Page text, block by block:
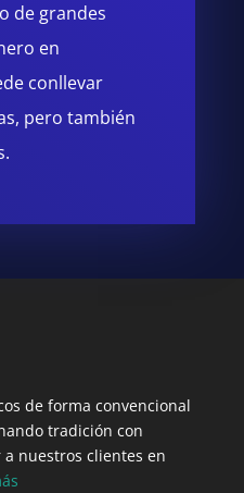
de grandes
en
conllevar
pero también
de forma convencional
tradición con
nuestros clientes en